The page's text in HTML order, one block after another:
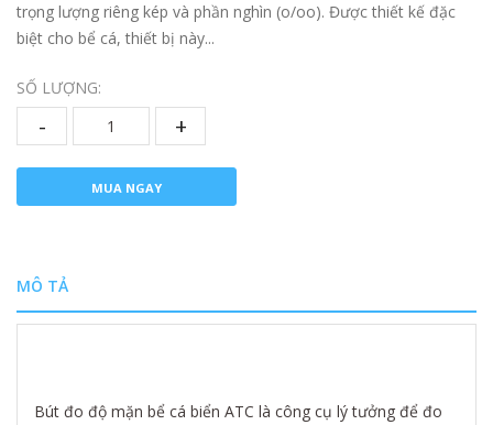
trọng lượng riêng kép và phần nghìn (o/oo). Được thiết kế đặc
biệt cho bể cá, thiết bị này...
SỐ LƯỢNG:
- +
MUA NGAY
MÔ TẢ
Bút đo độ mặn bể cá biển ATC là công cụ lý tưởng để đo